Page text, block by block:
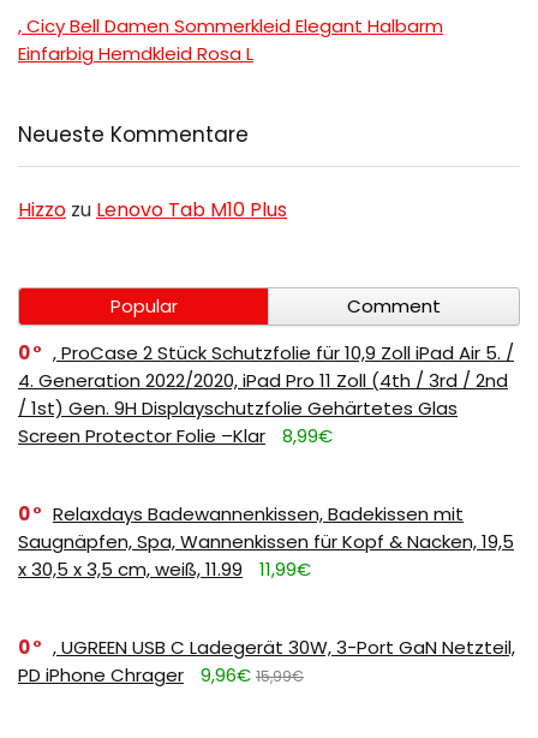
, Cicy Bell Damen Sommerkleid Elegant Halbarm
Einfarbig Hemdkleid Rosa L
Neueste Kommentare
Hizzo zu Lenovo Tab M10 Plus
Popular
Comment
0
, ProCase 2 Stück Schutzfolie für 10,9 Zoll iPad Air 5. /
4. Generation 2022/2020, iPad Pro 11 Zoll (4th / 3rd / 2nd
/ 1st) Gen. 9H Displayschutzfolie Gehärtetes Glas
Screen Protector Folie –Klar
8,99€
0
Relaxdays Badewannenkissen, Badekissen mit
Saugnäpfen, Spa, Wannenkissen für Kopf & Nacken, 19,5
x 30,5 x 3,5 cm, weiß, 11.99
11,99€
0
, UGREEN USB C Ladegerät 30W, 3-Port GaN Netzteil,
PD iPhone Chrager
9,96€ 15,99€